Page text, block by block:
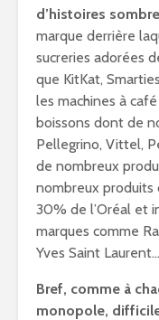
d’histoires
marque derrière
sucreries adorées
que KitKat,
les machines à
boissons dont de
Pellegrino, Vittel,
de nombreux
nombreux
30% de l’Oréal et
marques comme
Yves Saint Laurent…
Bref, comme à
monopole,